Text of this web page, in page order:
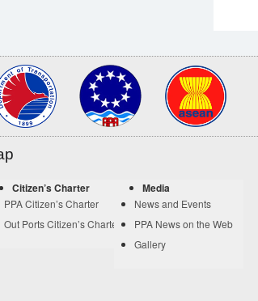
Citizen’s Charter
PPA Citizen’s Charter
Out Ports Citizen’s Charter
Media
News and Events
PPA News on the Web
Gallery